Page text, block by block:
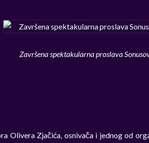
Završena spektakularna proslava
Olivera Zjačića, osnivača i jednog od